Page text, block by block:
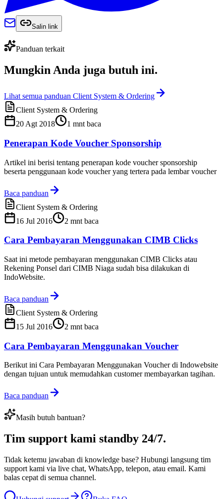
Salin link
Panduan terkait
Mungkin Anda juga butuh ini.
Lihat semua panduan Client System & Ordering
Client System & Ordering
20 Agt 2018
1 mnt baca
Penerapan Kode Voucher Sponsorship
Artikel ini berisi tentang penerapan kode voucher sponsorship
beserta penggunaan kode voucher yang tertera pada lembar voucher
Baca panduan
Client System & Ordering
16 Jul 2016
2 mnt baca
Cara Pembayaran Menggunakan CIMB Clicks
Saat ini metode pembayaran menggunakan CIMB Clicks atau
Rekening Ponsel dari CIMB Niaga sudah bisa dilakukan di
IndoWebsite.
Baca panduan
Client System & Ordering
15 Jul 2016
2 mnt baca
Cara Pembayaran Menggunakan Voucher
Berikut ini Cara Pembayaran Menggunakan Voucher di Indowebsite
dengan tujuan untuk memudahkan customer membayarkan tagihan.
Baca panduan
Masih butuh bantuan?
Tim support kami standby 24/7.
Tidak ketemu jawaban di knowledge base? Hubungi langsung tim
support kami via live chat, WhatsApp, telepon, atau email. Kami
balas cepat di semua channel.